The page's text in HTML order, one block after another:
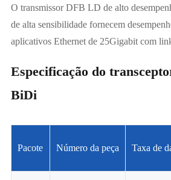
O transmissor DFB LD de alto
de alta sensibilidade fornecem
aplicativos Ethernet de 25Gigabit com
Especificação do
BiDi
Pacote Número da peça Taxa de